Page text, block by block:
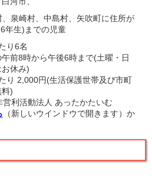
島村、矢吹町に住所が
年生)までの児童
6名
8時から午後6時まで(土曜・日
休み)
2,000円(生活保護世帯及び市町
)
活動法人 あったかたいむ
（新しいウインドウで開きます）か